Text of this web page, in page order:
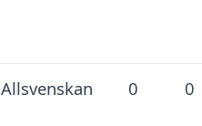
Allsvenskan 0 0